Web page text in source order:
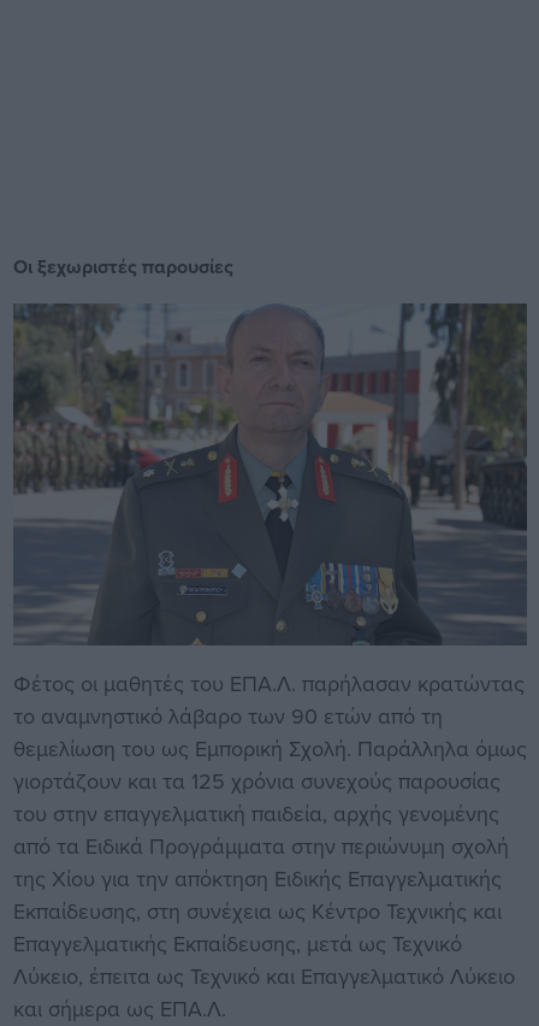
Οι ξεχωριστές παρουσίες
Φέτος οι μαθητές του ΕΠΑ.Λ. παρήλασαν κρατώντας
το αναμνηστικό λάβαρο των 90 ετών από τη
θεμελίωση του ως Εμπορική Σχολή. Παράλληλα όμως
γιορτάζουν και τα 125 χρόνια συνεχούς παρουσίας
του στην επαγγελματική παιδεία, αρχής γενομένης
από τα Ειδικά Προγράμματα στην περιώνυμη σχολή
της Χίου για την απόκτηση Ειδικής Επαγγελματικής
Εκπαίδευσης, στη συνέχεια ως Κέντρο Τεχνικής και
Επαγγελματικής Εκπαίδευσης, μετά ως Τεχνικό
Λύκειο, έπειτα ως Τεχνικό και Επαγγελματικό Λύκειο
και σήμερα ως ΕΠΑ.Λ.